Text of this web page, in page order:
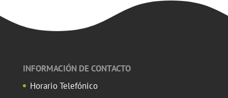
INFORMACIÓN DE CONTACTO
Horario Telefónico